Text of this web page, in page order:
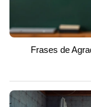
Frases de